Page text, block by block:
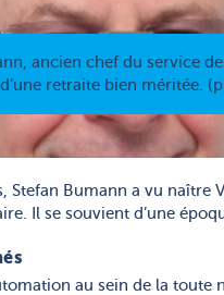
ancien chef du service
retraite bien méritée.
Stefan Bumann a vu naître
Il se souvient d’une
au sein de la toute